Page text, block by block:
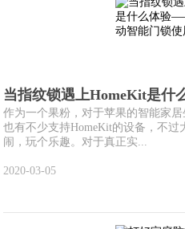
当指纹锁遇上HomeKit是
作为一个果粉，对于苹果的智能家
也有不少支持HomeKit的设备，不
闹，玩个乐趣。对于真正实...
2020-03-05